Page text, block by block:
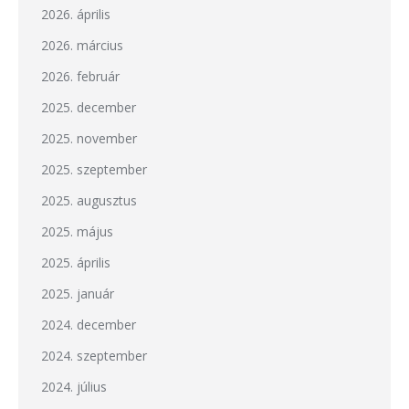
2026. április
2026. március
2026. február
2025. december
2025. november
2025. szeptember
2025. augusztus
2025. május
2025. április
2025. január
2024. december
2024. szeptember
2024. július